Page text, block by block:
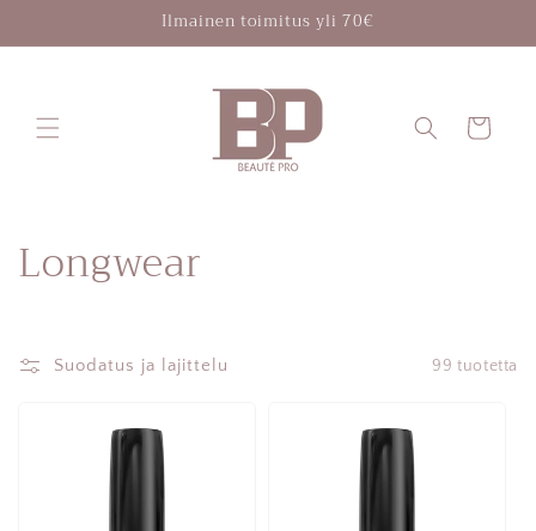
sisältöön
Ilmainen toimitus yli 70€
Ostoskori
K
k
Longwear
Suodatus ja lajittelu 99 tuotetta